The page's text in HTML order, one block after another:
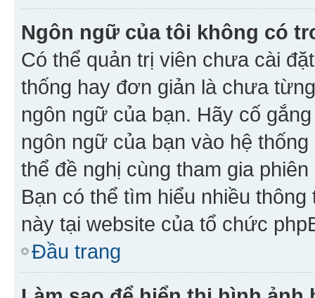
Ngôn ngữ của tôi không có
Có thể quản trị viên chưa cài
thống hay đơn giản là chưa
ngôn ngữ của bạn. Hãy cố
ngôn ngữ của bạn vào hệ
thể đề nghị cùng tham gia
Bạn có thể tìm hiểu nhiều
này tại website của tổ chức
Đầu trang